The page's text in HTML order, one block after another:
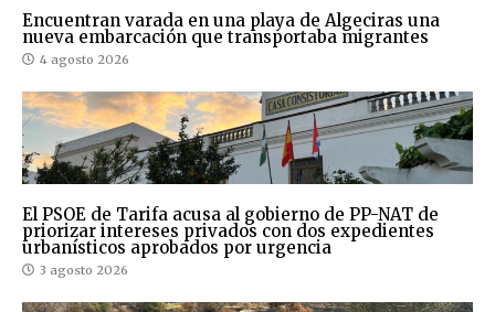
Encuentran varada en una playa de Algeciras una
nueva embarcación que transportaba migrantes
4 agosto 2026
El PSOE de Tarifa acusa al gobierno de PP-NAT de
priorizar intereses privados con dos expedientes
urbanísticos aprobados por urgencia
3 agosto 2026